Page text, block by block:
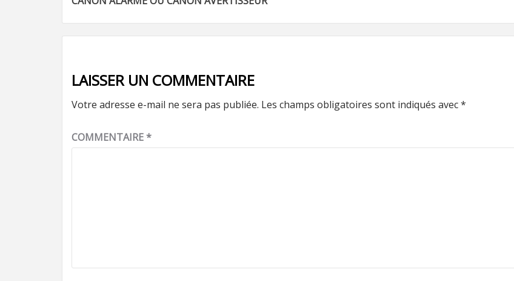
d’article
LAISSER UN COMMENTAIRE
Votre adresse e-mail ne sera pas publiée. Les champs obligatoires sont indiqués avec*
COMMENTAIRE*